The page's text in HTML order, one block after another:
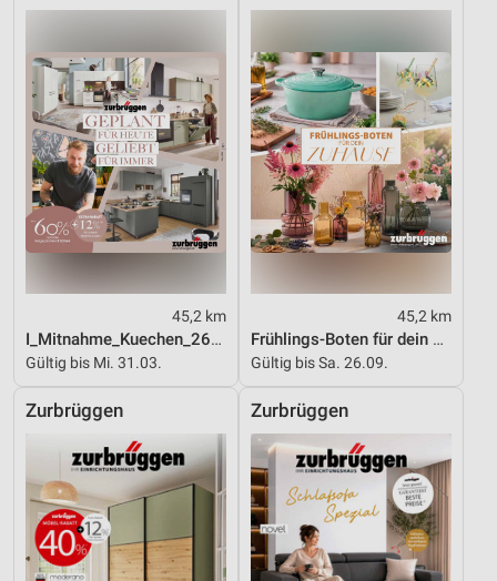
45,2 km
I_Mitnahme_Kuechen_26_ES
Gültig bis Mi. 31.03.
45,2 km
Frühlings-Boten für dein Zuhause
Gültig bis Sa. 26.09.
Zurbrüggen Zurbrüggen